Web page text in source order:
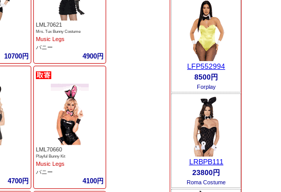
10700円
LML70621
Mrs. Tux Bunny Costume
Music Legs
バニー
4900円
4700円
LML70660
Playful Bunny Kit
Music Legs
バニー
4100円
LFP552994
8500円
Forplay
LRBPB111
23800円
Roma Costume